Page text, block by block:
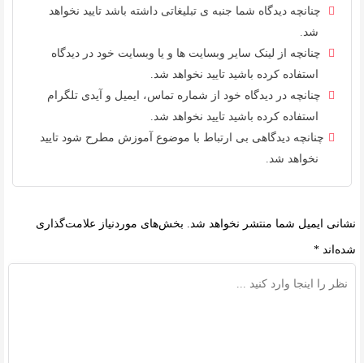
چنانچه دیدگاه شما جنبه ی تبلیغاتی داشته باشد تایید نخواهد
شد.
چنانچه از لینک سایر وبسایت ها و یا وبسایت خود در دیدگاه
استفاده کرده باشید تایید نخواهد شد.
چنانچه در دیدگاه خود از شماره تماس، ایمیل و آیدی تلگرام
استفاده کرده باشید تایید نخواهد شد.
چنانچه دیدگاهی بی ارتباط با موضوع آموزش مطرح شود تایید
نخواهد شد.
نشانی ایمیل شما منتشر نخواهد شد. بخش‌های موردنیاز علامت‌گذاری
شده‌اند *